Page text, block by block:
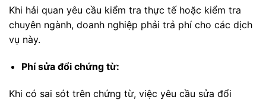
Khi hải quan yêu cầu kiểm tra thực tế hoặc kiểm tra
chuyên ngành, doanh nghiệp phải trả phí cho các dịch
vụ này.
Phí sửa đổi chứng từ:
Khi có sai sót trên chứng từ, việc yêu cầu sửa đổi